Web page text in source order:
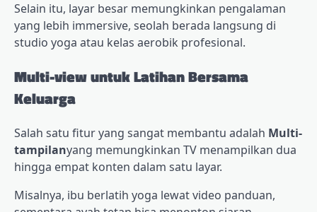
Selain itu, layar besar memungkinkan pengalaman
yang lebih immersive, seolah berada langsung di
studio yoga atau kelas aerobik profesional.
Multi-view untuk Latihan Bersama
Keluarga
Salah satu fitur yang sangat membantu adalah Multi-
tampilanyang memungkinkan TV menampilkan dua
hingga empat konten dalam satu layar.
Misalnya, ibu berlatih yoga lewat video panduan,